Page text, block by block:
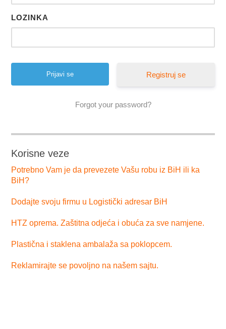
LOZINKA
Registruj se
Forgot your password?
Korisne veze
Potrebno Vam je da prevezete Vašu robu iz BiH ili ka
BiH?
Dodajte svoju firmu u Logistički adresar BiH
HTZ oprema. Zaštitna odjeća i obuća za sve namjene.
Plastična i staklena ambalaža sa poklopcem.
Reklamirajte se povoljno na našem sajtu.